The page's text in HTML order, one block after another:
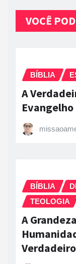
VOCÊ
BÍBLIA
A
Evangelho
BÍBLIA
TEOLOGIA
A